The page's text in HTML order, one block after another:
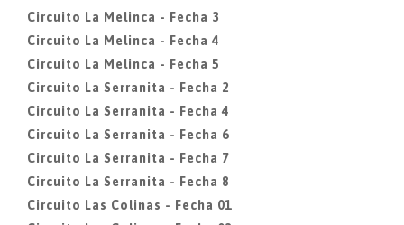
Circuito La Melinca - Fecha 3
Circuito La Melinca - Fecha 4
Circuito La Melinca - Fecha 5
Circuito La Serranita - Fecha 2
Circuito La Serranita - Fecha 4
Circuito La Serranita - Fecha 6
Circuito La Serranita - Fecha 7
Circuito La Serranita - Fecha 8
Circuito Las Colinas - Fecha 01